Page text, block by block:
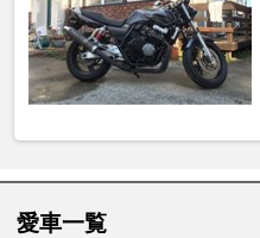
愛車一覧